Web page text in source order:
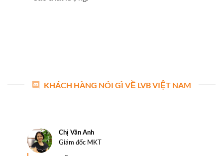
KHÁCH HÀNG NÓI GÌ VỀ LVB VIỆT NAM
Chị Vân Anh
Giám đốc MKT